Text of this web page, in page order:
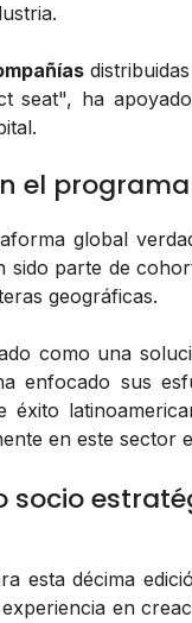
seat", ha
el programa
global
sido parte de
geográficas.
como una
enfocado sus
éxito
en este sector
socio
esta décima
en